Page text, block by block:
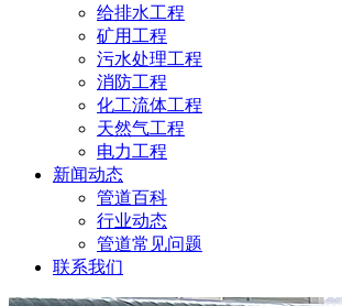
给排水工程
矿用工程
污水处理工程
消防工程
化工流体工程
天然气工程
电力工程
新闻动态
管道百科
行业动态
管道常见问题
联系我们